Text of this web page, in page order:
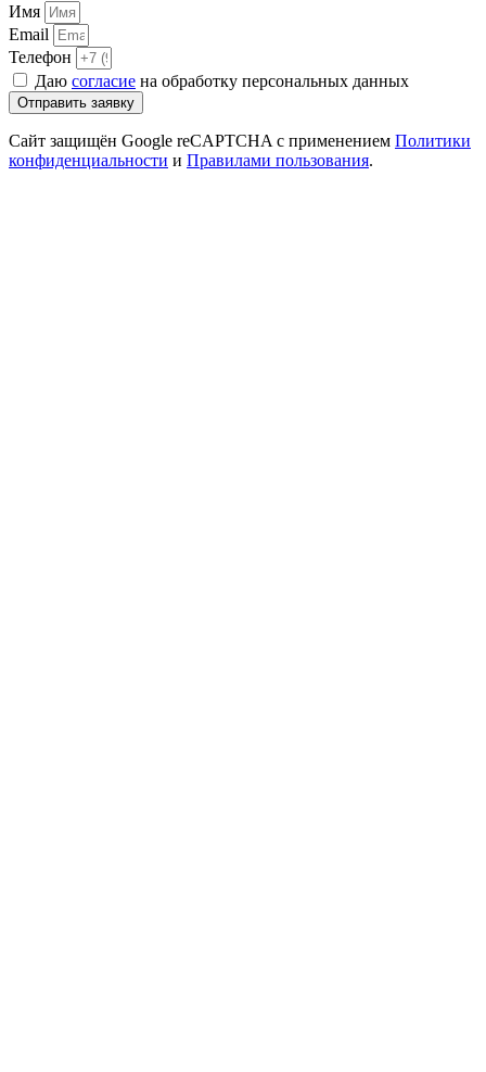
Имя
Email
Телефон
Даю согласие на обработку персональных данных
Отправить заявку
Сайт защищён Google reCAPTCHA с применением Политики
конфиденциальности и Правилами пользования.